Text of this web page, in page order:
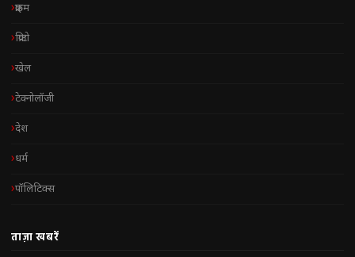
क्राइम
क्रिप्टो
खेल
टेक्नोलॉजी
देश
धर्म
पॉलिटिक्स
ताज़ा खबरें